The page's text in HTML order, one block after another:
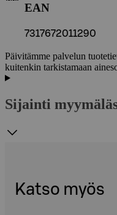
EAN
7317672011290
Päivitämme palvelun
kuitenkin tarkistamaan
Sijainti
Katso myös